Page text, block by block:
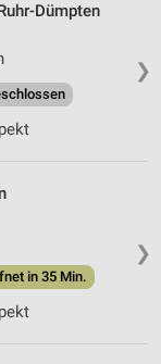
❯
Dümpten
❯
in 35 Min.